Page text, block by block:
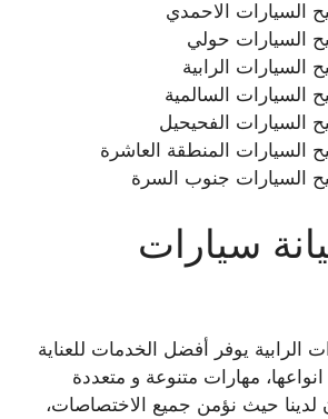
السيارات الاحمدي
السيارات حولي
السيارات الرابية
السيارات السالمية
السيارات الفحيحيل
السيارات المنطقة العاشرة
السيارات جنوب السرة
سيارات
الرابية يوفر أفضل الخدمات للعناية
مهارات متنوعة و متعددة
لدينا حيث نؤمن جميع الاختصاصات،